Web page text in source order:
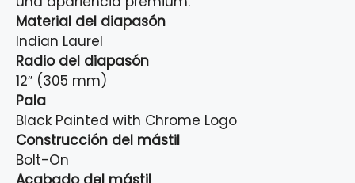
Material del diapasón
Indian Laurel
Radio del diapasón
12″ (305 mm)
Pala
Black Painted with Chrome Logo
Construcción del mástil
Bolt-On